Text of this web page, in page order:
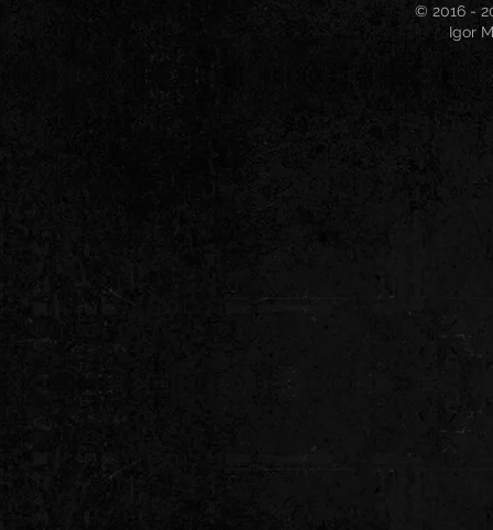
© 2016 -
Igor